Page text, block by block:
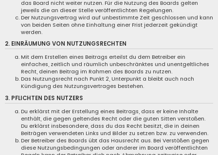
das Board nicht weiter nutzen. Für die Nutzung des Boards gelten
jeweils die an dieser Stelle veröffentlichten Regelungen.
Der Nutzungsvertrag wird auf unbestimmte Zeit geschlossen und kann
von beiden Seiten ohne Einhaltung einer Frist jederzeit gekündigt
werden.
2. EINRÄUMUNG VON NUTZUNGSRECHTEN
Mit dem Erstellen eines Beitrags erteilst du dem Betreiber ein
einfaches, zeitlich und räumlich unbeschränktes und unentgeltliches
Recht, deinen Beitrag im Rahmen des Boards zu nutzen.
Das Nutzungsrecht nach Punkt 2, Unterpunkt a bleibt auch nach
Kündigung des Nutzungsvertrages bestehen.
3. PFLICHTEN DES NUTZERS
Du erklärst mit der Erstellung eines Beitrags, dass er keine Inhalte
enthält, die gegen geltendes Recht oder die guten Sitten verstoßen.
Du erklärst insbesondere, dass du das Recht besitzt, die in deinen
Beiträgen verwendeten Links und Bilder zu setzen bzw. zu verwenden.
Der Betreiber des Boards übt das Hausrecht aus. Bei Verstößen gegen
diese Nutzungsbedingungen oder anderer im Board veröffentlichten